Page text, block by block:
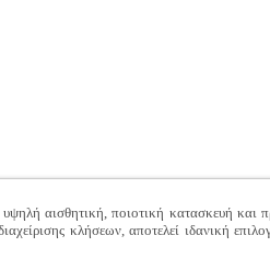
αισθητική, ποιοτική κατασκευή και
κλήσεων, αποτελεί ιδανική